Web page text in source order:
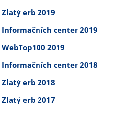
Zlatý erb 2019
Informačních center 2019
WebTop100 2019
Informačních center 2018
Zlatý erb 2018
Zlatý erb 2017